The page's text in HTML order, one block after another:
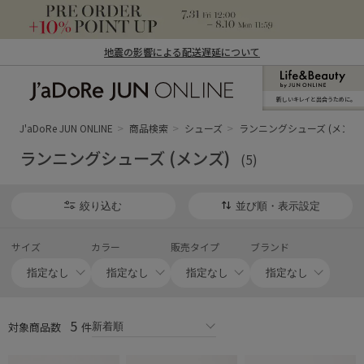
地震の影響による配送遅延について
ン オンライン）
新しいキレイと出合うために。
J'aDoRe JUN ONLINE 商品検索 シューズ ランニングシューズ (メンズ)
ランニングシューズ (メンズ) (5)
絞り込む 並び順・表示設定
サイズ カラー 販売タイプ ブランド
対象商品数 5 件